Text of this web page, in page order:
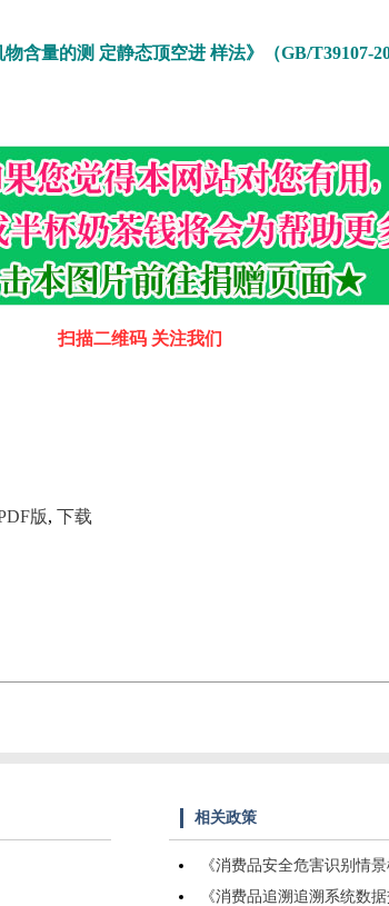
含量的测 定静态顶空进 样法》（GB/T39107-
扫描二维码 关注我们
版, 下载
相关政策
《消费品安全危害识别情
《消费品追溯追溯系统数